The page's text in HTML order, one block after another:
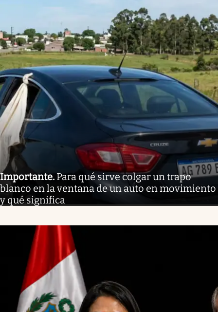
Importante. Para qué sirve colgar un trapo
blanco en la ventana de un auto en movimiento
y qué significa